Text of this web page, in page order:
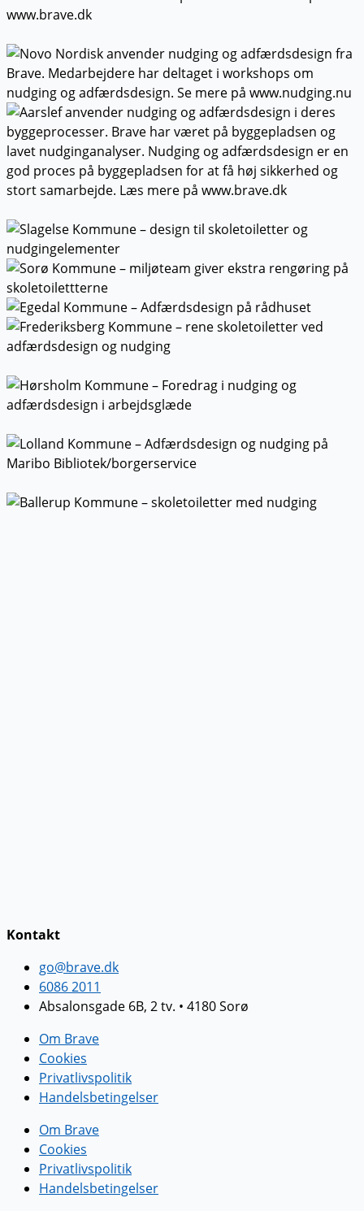
Kontakt
go@brave.dk
6086 2011
Absalonsgade 6B, 2 tv. • 4180 Sorø
Om Brave
Cookies
Privatlivspolitik
Handelsbetingelser
Om Brave
Cookies
Privatlivspolitik
Handelsbetingelser